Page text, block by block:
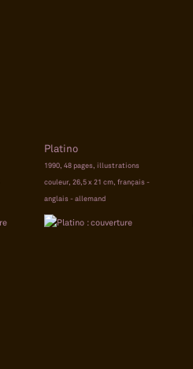
Platino
1990, 48 pages, illustrations
couleur, 26,5 x 21 cm, français -
anglais - allemand